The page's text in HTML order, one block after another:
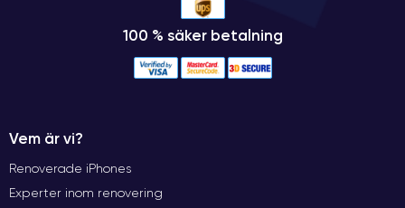
100 % säker betalning
Vem är vi?
Renoverade iPhones
Experter inom renovering